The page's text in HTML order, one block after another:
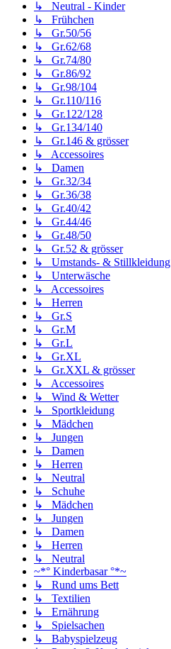
↳ Neutral - Kinder
↳ Frühchen
↳ Gr.50/56
↳ Gr.62/68
↳ Gr.74/80
↳ Gr.86/92
↳ Gr.98/104
↳ Gr.110/116
↳ Gr.122/128
↳ Gr.134/140
↳ Gr.146 & grösser
↳ Accessoires
↳ Damen
↳ Gr.32/34
↳ Gr.36/38
↳ Gr.40/42
↳ Gr.44/46
↳ Gr.48/50
↳ Gr.52 & grösser
↳ Umstands- & Stillkleidung
↳ Unterwäsche
↳ Accessoires
↳ Herren
↳ Gr.S
↳ Gr.M
↳ Gr.L
↳ Gr.XL
↳ Gr.XXL & grösser
↳ Accessoires
↳ Wind & Wetter
↳ Sportkleidung
↳ Mädchen
↳ Jungen
↳ Damen
↳ Herren
↳ Neutral
↳ Schuhe
↳ Mädchen
↳ Jungen
↳ Damen
↳ Herren
↳ Neutral
~*° Kinderbasar °*~
↳ Rund ums Bett
↳ Textilien
↳ Ernährung
↳ Spielsachen
↳ Babyspielzeug